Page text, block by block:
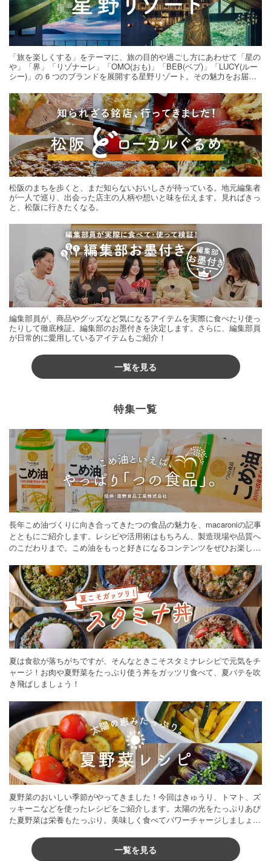
「旅を楽しくする」をテーマに、旅の目的や過ごし方にあわせて「星の
や」「界」「リゾナーレ」「OMO(おも)」「BEB(ベブ)」「LUCY(ルー
シー)」の 6 つのブランドを展開する星野リゾート。その魅力をお届け
松阪のまちを歩くと、まだ知らないおいしさが待っている。地元編集者
が一人で巡り、出会った店主の人柄や想いと味を伝えます。見ればきっ
と、松阪に行きたくなる。
編集部員が、商品やグッズなど気になるアイテムを実際に食べたり使っ
たりして徹底検証。編集部のお墨付きを決定します。さらに、編集部員
が日常的に愛用しているアイテムもご紹介！
一覧を見る
特集一覧
長年こめ油づくりに向き合ってきたつの食品の魅力を、macaroniの記事
とともにご紹介します。レシピや活用術はもちろん、製造現場や品質へ
のこだわりまで。こめ油をもっと好きになるコンテンツをぜひお楽しみ
夏は食欲が落ちがちですが、そんなときこそスタミナレシピで元気をチ
ャージ！お肉や夏野菜をたっぷり使う丼をガッツリ食べて、夏バテを吹
き飛ばしましょう！
夏野菜のおいしい季節がやってきました！今回はきゅうり、トマト、ズ
ッキーニなどを使ったレシピをご紹介します。太陽の光をたっぷりあび
た夏野菜は栄養もたっぷり。美味しく食べてパワーチャージしましょう
一覧を見る